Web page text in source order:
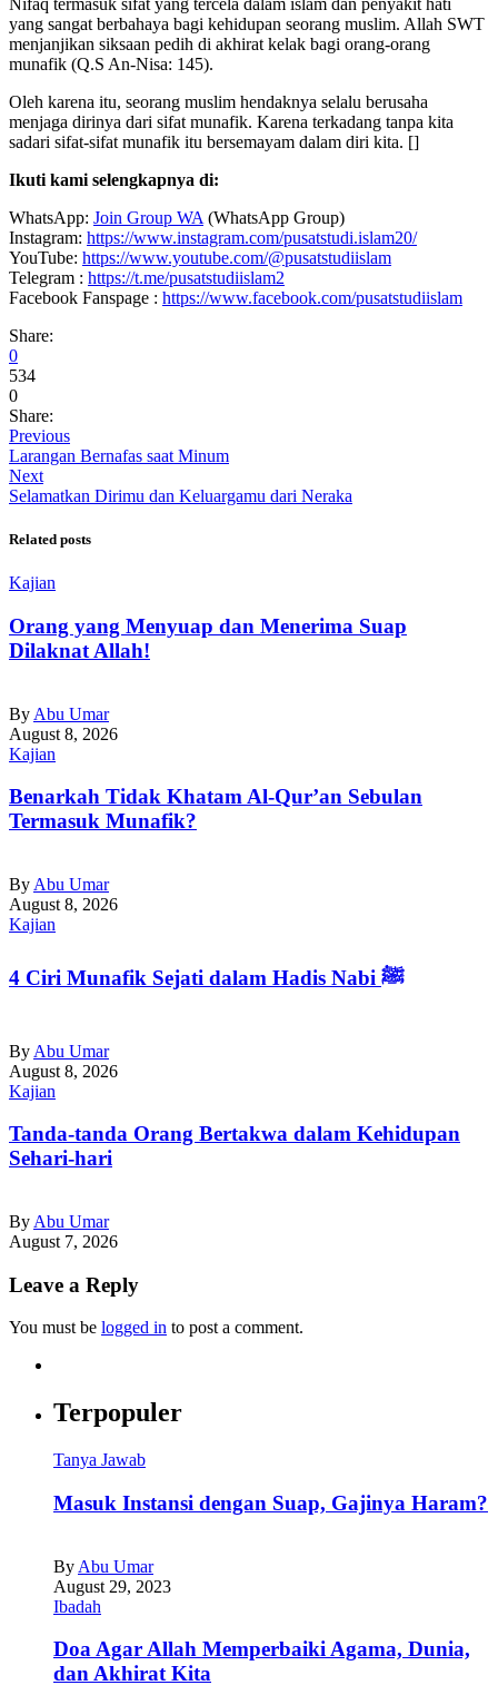
yang sangat berbahaya bagi kehidupan seorang muslim. Allah SWT
menjanjikan siksaan pedih di akhirat kelak bagi orang-orang
munafik (Q.S An-Nisa: 145).
Oleh karena itu, seorang muslim hendaknya selalu berusaha
menjaga dirinya dari sifat munafik. Karena terkadang tanpa kita
sadari sifat-sifat munafik itu bersemayam dalam diri kita. []
Ikuti kami selengkapnya di:
WhatsApp: Join Group WA (WhatsApp Group)
Instagram: https://www.instagram.com/pusatstudi.islam20/
YouTube: https://www.youtube.com/@pusatstudiislam
Telegram : https://t.me/pusatstudiislam2
Facebook Fanspage : https://www.facebook.com/pusatstudiislam
Share:
0
534
0
Share:
Previous
Larangan Bernafas saat Minum
Next
Selamatkan Dirimu dan Keluargamu dari Neraka
Related posts
Kajian
Orang yang Menyuap dan Menerima Suap
Dilaknat Allah!
By Abu Umar
August 8, 2026
Kajian
Benarkah Tidak Khatam Al-Qur’an Sebulan
Termasuk Munafik?
By Abu Umar
August 8, 2026
Kajian
4 Ciri Munafik Sejati dalam Hadis Nabi ﷺ
By Abu Umar
August 8, 2026
Kajian
Tanda-tanda Orang Bertakwa dalam Kehidupan
Sehari-hari
By Abu Umar
August 7, 2026
Leave a Reply
You must be logged in to post a comment.
Terpopuler
Tanya Jawab
Masuk Instansi dengan Suap, Gajinya Haram?
By Abu Umar
August 29, 2023
Ibadah
Doa Agar Allah Memperbaiki Agama, Dunia,
dan Akhirat Kita